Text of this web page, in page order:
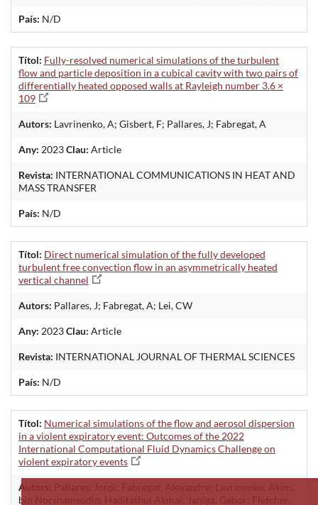
País: N/D
Títol: Fully-resolved numerical simulations of the turbulent
flow and particle deposition in a cubical cavity with two pairs of
differentially heated opposed walls at Rayleigh number 3.6 ×
109
Autors: Lavrinenko, A; Gisbert, F; Pallares, J; Fabregat, A
Any: 2023Clau: Article
Revista: INTERNATIONAL COMMUNICATIONS IN HEAT AND
MASS TRANSFER
País: N/D
Títol: Direct numerical simulation of the fully developed
turbulent free convection flow in an asymmetrically heated
vertical channel
Autors: Pallares, J; Fabregat, A; Lei, CW
Any: 2023Clau: Article
Revista: INTERNATIONAL JOURNAL OF THERMAL SCIENCES
País: N/D
Títol: Numerical simulations of the flow and aerosol dispersion
in a violent expiratory event: Outcomes of the 2022
International Computational Fluid Dynamics Challenge on
violent expiratory events
Autors:
bin Norshamsudin, Hadifathul Akmal; Janiga, Gabor; Fletcher,